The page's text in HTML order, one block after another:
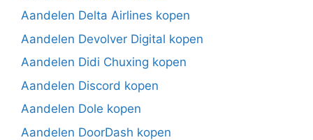
Aandelen Delta Airlines kopen
Aandelen Devolver Digital kopen
Aandelen Didi Chuxing kopen
Aandelen Discord kopen
Aandelen Dole kopen
Aandelen DoorDash kopen